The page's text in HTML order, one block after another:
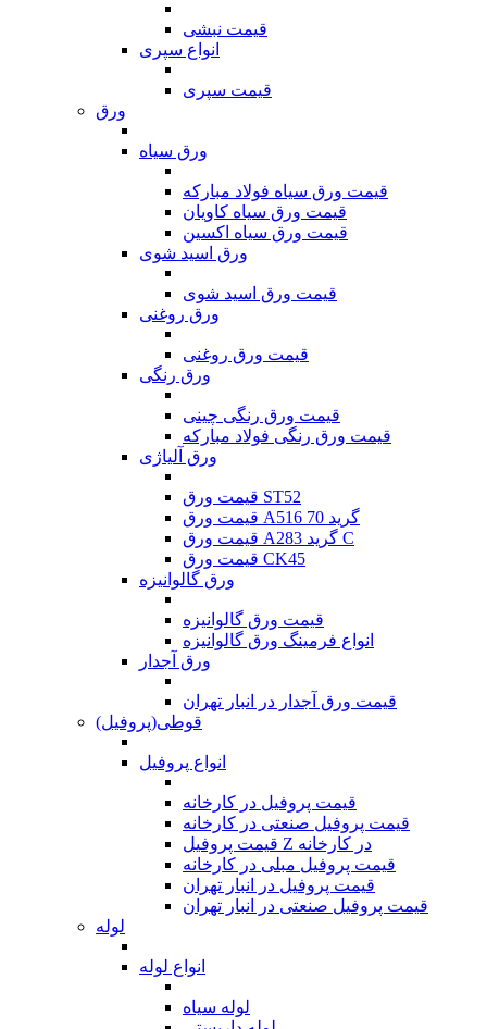
قیمت نبشی
انواع سپری
قیمت سپری
ورق
ورق سیاه
قیمت ورق سیاه فولاد مبارکه
قیمت ورق سیاه کاویان
قیمت ورق سیاه اکسین
ورق اسید شوی
قیمت ورق اسید شوی
ورق روغنی
قیمت ورق روغنی
ورق رنگی
قیمت ورق رنگی چینی
قیمت ورق رنگی فولاد مبارکه
ورق آلیاژی
قیمت ورق ST52
قیمت ورق A516 گرید 70
قیمت ورق A283 گرید C
قیمت ورق CK45
ورق گالوانیزه
قیمت ورق گالوانیزه
انواع فرمینگ ورق گالوانیزه
ورق آجدار
قیمت ورق آجدار در انبار تهران
قوطی(پروفیل)
انواع پروفیل
قیمت پروفیل در کارخانه
قیمت پروفیل صنعتی در کارخانه
قیمت پروفیل Z در کارخانه
قیمت پروفیل مبلی در کارخانه
قیمت پروفیل در انبار تهران
قیمت پروفیل صنعتی در انبار تهران
لوله
انواع لوله
لوله سیاه